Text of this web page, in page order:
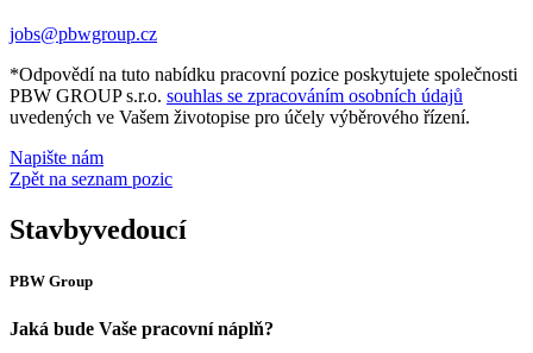
jobs@pbwgroup.cz
*Odpovědí na tuto nabídku pracovní pozice poskytujete společnosti
PBW GROUP s.r.o. souhlas se zpracováním osobních údajů
uvedených ve Vašem životopise pro účely výběrového řízení.
Napište nám
Zpět na seznam pozic
Stavbyvedoucí
PBW Group
Jaká bude Vaše pracovní náplň?